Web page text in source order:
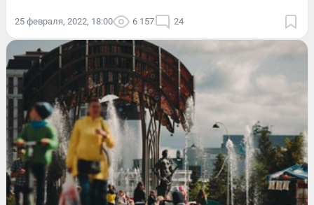
25 февраля, 2022, 18:00 6 157 24